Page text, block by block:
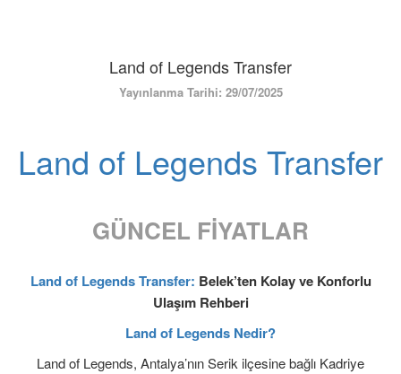
ÜYE GİRİŞİ / KAYIT
Land of Legends Transfer
Yayınlanma Tarihi: 29/07/2025
Land of Legends Transfer
GÜNCEL FİYATLAR
Land of Legends Transfer: Belek’ten Kolay ve Konforlu
Ulaşım Rehberi
Land of Legends Nedir?
Land of Legends, Antalya’nın Serik ilçesine bağlı Kadriye